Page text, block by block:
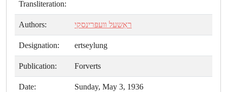
Transliteration:
Authors: ראַשעל װעפּרינסקי
Designation: ertseylung
Publication: Forverts
Date: Sunday, May 3, 1936